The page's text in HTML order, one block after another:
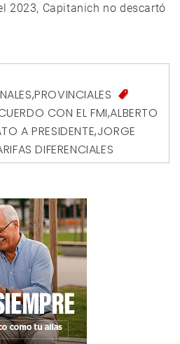
2023, Capitanich no descartó
,PROVINCIALES
CON EL FMI,ALBERTO
A PRESIDENTE,JORGE
DIFERENCIALES